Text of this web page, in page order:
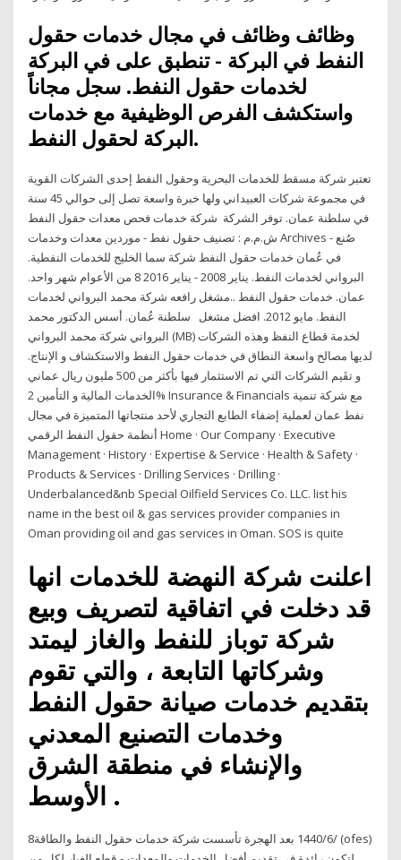
وظائف وظائف في مجال خدمات حقول
النفط في البركة - تنطبق على في البركة
لخدمات حقول النفط. سجل مجاناً
واستكشف الفرص الوظيفية مع خدمات
البركة لحقول النفط.
تعتبر شركة مسقط للخدمات البحرية وحقول النفط إحدى الشركات القوية
في مجموعة شركات العبيداني ولها خبرة واسعة تصل إلى حوالي 45 سنة
في سلطنة عمان. توفر الشركة شركة خدمات فحص معدات حقول النفط
ش.م.م : تصنيف حقول نفط - موردين معدات وخدمات Archives - صُنع
في عُمان خدمات حقول النفط شركة سما الخليج للخدمات النفطية.
البرواني لخدمات النفط. ‏يناير 2008 - ‏يناير 2016 8 من الأعوام شهر واحد.
عمان. خدمات حقول النفط ..مشغل رافعه شركة محمد البرواني لخدمات
النفط. ‏مايو 2012. افضل مشغل سلطنة عُمان. أسس الدكتور محمد
البرواني شركة محمد البرواني (MB) لخدمة قطاع النفظ وهذه الشركات
لديها مصالح واسعة النطاق في خدمات حقول النفط والاستكشاف و الإنتاج.
و تقَيم الشركات التي تم الاستثمار فيها بأكثر من 500 مليون ريال عماني
الخدمات المالية و التأمين 2% Insurance & Financials مع شركة تنمية
نفط عمان لعملية إضفاء الطابع التجاري لأحد منتجاتها المتميزة في مجال
أنظمة حقول النفط الرقمي Home · Our Company · Executive
Management · History · Expertise & Service · Health & Safety ·
Products & Services · Drilling Services · Drilling ·
Underbalanced&nb Special Oilfield Services Co. LLC. list his
name in the best oil & gas services provider companies in
Oman providing oil and gas services in Oman. SOS is quite
اعلنت شركة النهضة للخدمات انها
قد دخلت في اتفاقية لتصريف وبيع
شركة توباز للنفط والغاز ليمتد
وشركاتها التابعة ، والتي تقوم
بتقديم خدمات صيانة حقول النفط
وخدمات التصنيع المعدني
والإنشاء في منطقة الشرق
الأوسط .
8‏‏/6‏‏/1440 بعد الهجرة تأسست شركة خدمات حقول النفط والطاقة (ofes)